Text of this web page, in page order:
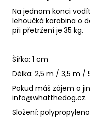
Na jednom konci
lehoučká karabina o
při přetržení je 35 kg.
Šířka: 1 cm
Délka: 2,5 m / 3,5 m /
Pokud máš zájem o
info@whatthedog.cz.
Složení: